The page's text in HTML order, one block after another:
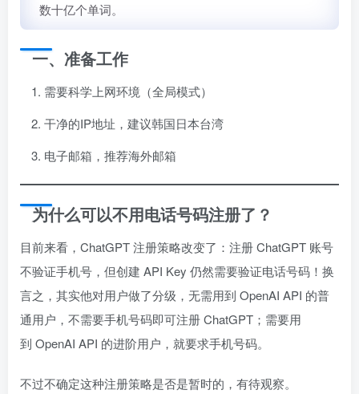
数十亿个单词。
一、准备工作
需要科学上网环境（全局模式）
干净的IP地址，建议韩国日本台湾
电子邮箱，推荐海外邮箱
为什么可以不用电话号码注册了？
目前来看，ChatGPT 注册策略改变了：注册 ChatGPT 账号
不验证手机号，但创建 API Key 仍然需要验证电话号码！换
言之，其实他对用户做了分级，无需用到 OpenAI API 的普
通用户，不需要手机号码即可注册 ChatGPT；需要用
到 OpenAI API 的进阶用户，就要求手机号码。
不过不确定这种注册策略是否是暂时的，有待观察。